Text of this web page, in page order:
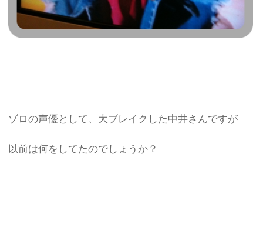
ゾロの声優として、大ブレイクした中井さんですが
以前は何をしてたのでしょうか？